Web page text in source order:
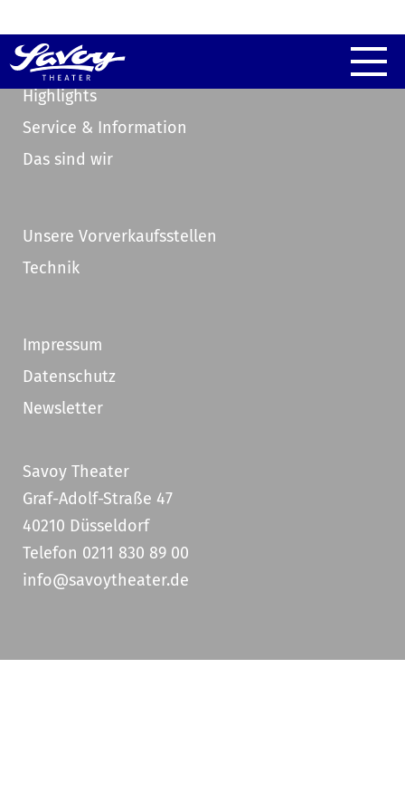
Highlights
Service & Information
Das sind wir
Unsere Vorverkaufsstellen
Technik
Impressum
Datenschutz
Newsletter
Savoy Theater
Graf-Adolf-Straße 47
40210 Düsseldorf
Telefon 0211 830 89 00
info@savoytheater.de